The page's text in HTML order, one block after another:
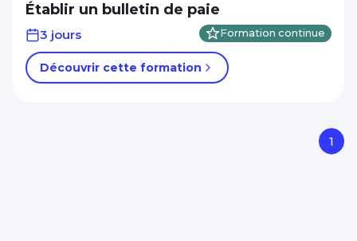
Établir un bulletin de paie
3 jours Formation continue
Découvrir cette formation
1